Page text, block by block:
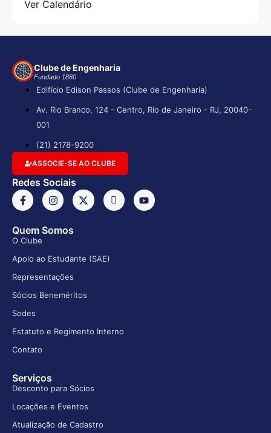
Ver Calendário
Clube de Engenharia
Fundado 1880
Edifício Edison Passos (Clube de Engenharia)
Av. Rio Branco, 124 - Centro, Rio de Janeiro - RJ, 20040-
001
(21) 2178-9200
ASSOCIE-SE AO CLUBE
Redes Sociais
Quem Somos
O Clube
Apoio ao Estudante (SAE)
Representações
Sócios Beneméritos
Sedes
Estatuto e Regimento Interno
Contato
Serviços
Desconto para Sócios
Locações e Eventos
Atualização de Cadastro